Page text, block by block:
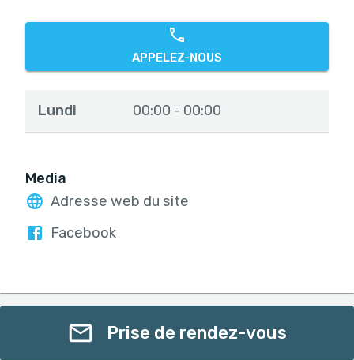
APPELEZ-NOUS
Lundi 00:00 - 00:00
Media
Adresse web du site
Facebook
Prise de rendez-vous